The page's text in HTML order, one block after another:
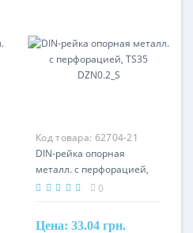
Код товара: 62704-21
DIN-рейка опорная
металл. с перфорацией,
TS35 DZN0.2_S
0
Цена: 33.04 грн.